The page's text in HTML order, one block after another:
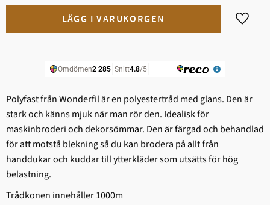
Lägg
Polyfast från Wonderfil är en polyestertråd med glans. Den är
stark och känns mjuk när man rör den. Idealisk för
maskinbroderi och dekorsömmar. Den är färgad och behandlad
för att motstå blekning så du kan brodera på allt från
handdukar och kuddar till ytterkläder som utsätts för hög
belastning.
Trådkonen innehåller 1000m